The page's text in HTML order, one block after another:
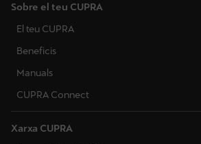
Sobre el teu CUPRA
El teu CUPRA
Beneficis
Manuals
CUPRA Connect
Xarxa CUPRA